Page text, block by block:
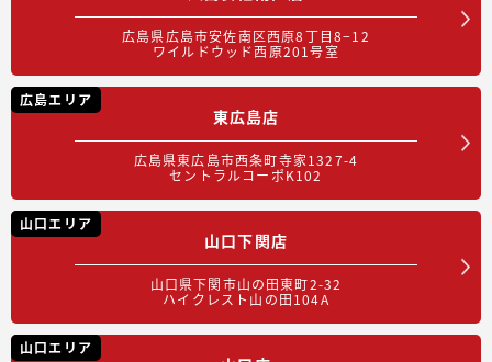
広島県広島市安佐南区西原8丁目8−12
ワイルドウッド西原201号室
広島エリア
東広島店
広島県東広島市西条町寺家1327-4
セントラルコーポK102
山口エリア
山口下関店
山口県下関市山の田東町2-32
ハイクレスト山の田104A
山口エリア